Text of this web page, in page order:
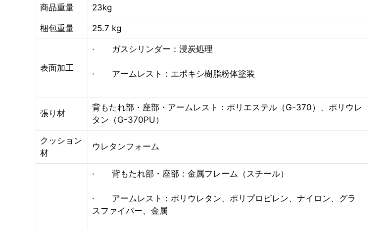
商品重量 23kg
梱包重量 ‎25.7 kg
表面加工
· ガスシリンダー：浸炭処理
· アームレスト：エポキシ樹脂粉体塗装
張り材
背もたれ部・座部・アームレスト：ポリエステル（G-370）、ポリウレ
タン（G-370PU）
クッション
材
ウレタンフォーム
· 背もたれ部・座部：金属フレーム（スチール）
· アームレスト：ポリウレタン、ポリプロピレン、ナイロン、グラ
スファイバー、金属